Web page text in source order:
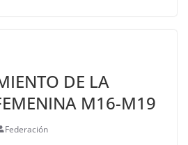
DE LA
M16-M19
Federación